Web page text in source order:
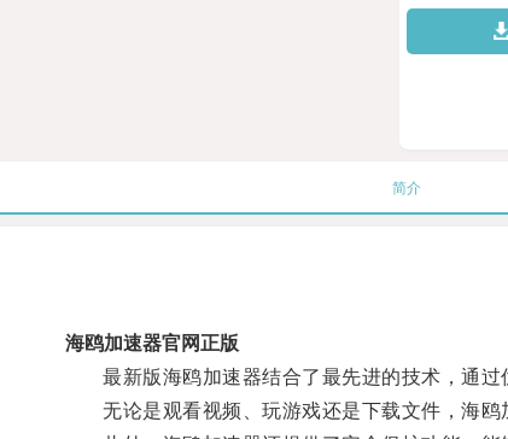
简介
海鸥加速器官网正版
最新版海鸥加速器结合了最先进的技术，通过
无论是观看视频、玩游戏还是下载文件，海鸥